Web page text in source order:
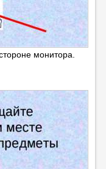
монитора.